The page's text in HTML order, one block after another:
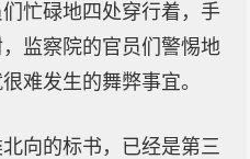
忙碌地四处穿行着，手
监察院的官员们警惕地
难发生的舞弊事宜。
向的标书，已经是第三